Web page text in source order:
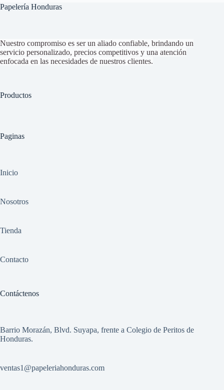
Papelería Honduras
Nuestro compromiso es ser un aliado confiable, brindando un
servicio personalizado, precios competitivos y una atención
enfocada en las necesidades de nuestros clientes.
Productos
Paginas
Inicio
Nosotros
Tienda
Contacto
Contáctenos
Barrio Morazán, Blvd. Suyapa, frente a Colegio de Peritos de
Honduras.
ventas1 @papeleriahonduras.com